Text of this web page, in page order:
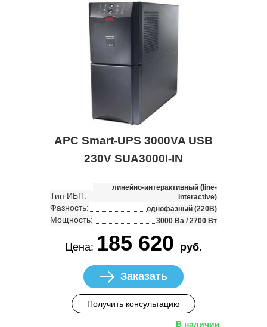
APC Smart-UPS 3000VA USB
230V SUA3000I-IN
Тип ИБП:
линейно-интерактивный (line-
interactive)
Фазность: однофазный (220В)
Мощность: 3000 Ва / 2700 Вт
Цена: 185 620 руб.
Заказать
Получить консультацию
В наличии